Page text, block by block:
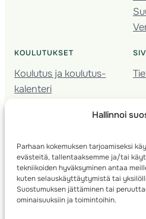
Hallinnoi
Parhaan kokemuksen tarjoamiseksi
evästeitä, tallentaaksemme ja/tai
tekniikoiden hyväksyminen antaa
kuten selauskäyttäytymistä tai
Suostumuksen jättäminen tai
ominaisuuksiin ja toimintoihin.
KOULUTUKSET
Koulutus ja koulutus­
kalenteri
Seura­kehittäminen
Kartoitus
Ratamestari
© 2025 ·Suomen Suunnistusliitto·